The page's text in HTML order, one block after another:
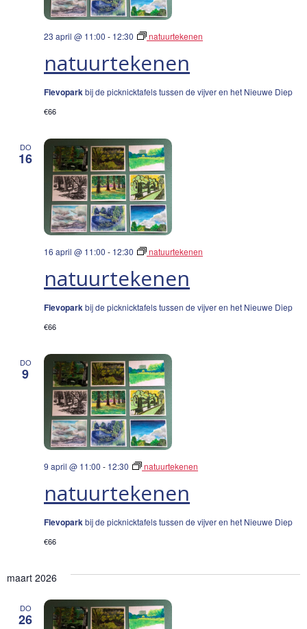
natuurtekenen
23 april @ 11:00 - 12:30 natuurtekenen
Flevoparkbij de picknicktafels tussen de vijver en het Nieuwe Diep
€66
DO
16
natuurtekenen
16 april @ 11:00 - 12:30 natuurtekenen
Flevoparkbij de picknicktafels tussen de vijver en het Nieuwe Diep
€66
DO
9
natuurtekenen
9 april @ 11:00 - 12:30 natuurtekenen
Flevoparkbij de picknicktafels tussen de vijver en het Nieuwe Diep
€66
maart 2026
DO
26